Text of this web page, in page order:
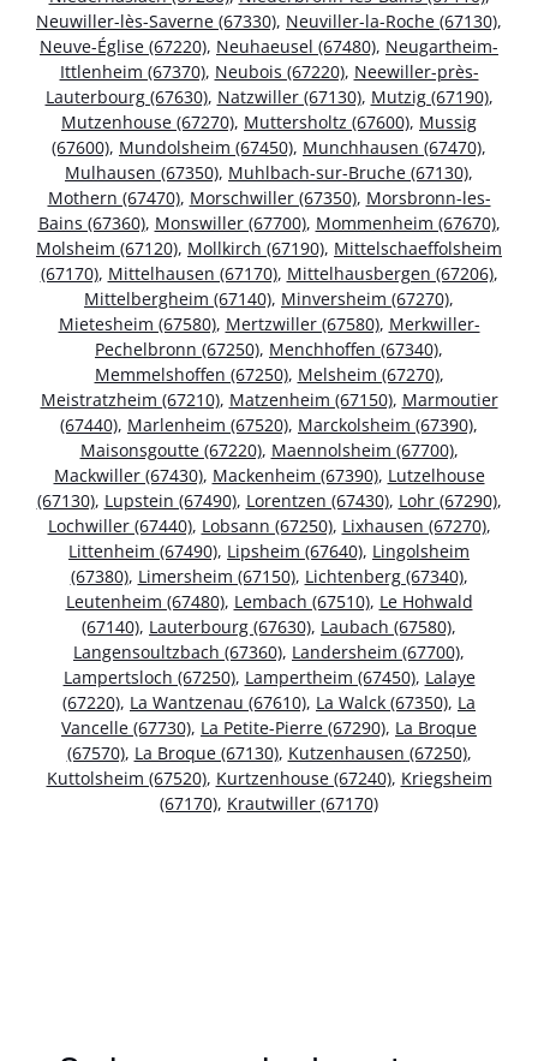
Neuwiller-lès-Saverne (67330), Neuviller-la-Roche (67130),
Neuve-Église (67220), Neuhaeusel (67480), Neugartheim-
Ittlenheim (67370), Neubois (67220), Neewiller-près-
Lauterbourg (67630), Natzwiller (67130), Mutzig (67190),
Mutzenhouse (67270), Muttersholtz (67600), Mussig
(67600), Mundolsheim (67450), Munchhausen (67470),
Mulhausen (67350), Muhlbach-sur-Bruche (67130),
Mothern (67470), Morschwiller (67350), Morsbronn-les-
Bains (67360), Monswiller (67700), Mommenheim (67670),
Molsheim (67120), Mollkirch (67190), Mittelschaeffolsheim
(67170), Mittelhausen (67170), Mittelhausbergen (67206),
Mittelbergheim (67140), Minversheim (67270),
Mietesheim (67580), Mertzwiller (67580), Merkwiller-
Pechelbronn (67250), Menchhoffen (67340),
Memmelshoffen (67250), Melsheim (67270),
Meistratzheim (67210), Matzenheim (67150), Marmoutier
(67440), Marlenheim (67520), Marckolsheim (67390),
Maisonsgoutte (67220), Maennolsheim (67700),
Mackwiller (67430), Mackenheim (67390), Lutzelhouse
(67130), Lupstein (67490), Lorentzen (67430), Lohr (67290),
Lochwiller (67440), Lobsann (67250), Lixhausen (67270),
Littenheim (67490), Lipsheim (67640), Lingolsheim
(67380), Limersheim (67150), Lichtenberg (67340),
Leutenheim (67480), Lembach (67510), Le Hohwald
(67140), Lauterbourg (67630), Laubach (67580),
Langensoultzbach (67360), Landersheim (67700),
Lampertsloch (67250), Lampertheim (67450), Lalaye
(67220), La Wantzenau (67610), La Walck (67350), La
Vancelle (67730), La Petite-Pierre (67290), La Broque
(67570), La Broque (67130), Kutzenhausen (67250),
Kuttolsheim (67520), Kurtzenhouse (67240), Kriegsheim
(67170), Krautwiller (67170)